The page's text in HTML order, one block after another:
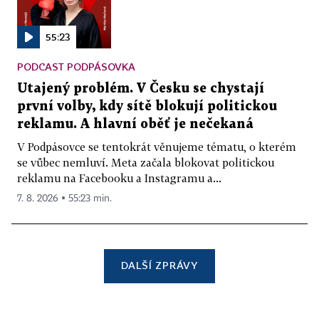
55:23
PODCAST PODPÁSOVKA
Utajený problém. V Česku se chystají
první volby, kdy sítě blokují politickou
reklamu. A hlavní oběť je nečekaná
V Podpásovce se tentokrát věnujeme tématu, o kterém
se vůbec nemluví. Meta začala blokovat politickou
reklamu na Facebooku a Instagramu a...
7. 8. 2026 ▪ 55:23 min.
DALŠÍ ZPRÁVY